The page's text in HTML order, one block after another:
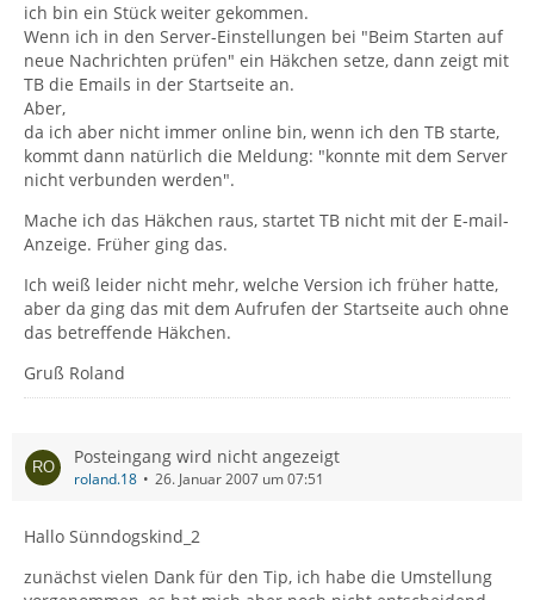
ich bin ein Stück weiter gekommen.
Wenn ich in den Server-Einstellungen bei "Beim Starten auf
neue Nachrichten prüfen" ein Häkchen setze, dann zeigt mit
TB die Emails in der Startseite an.
Aber,
da ich aber nicht immer online bin, wenn ich den TB starte,
kommt dann natürlich die Meldung: "konnte mit dem Server
nicht verbunden werden".
Mache ich das Häkchen raus, startet TB nicht mit der E-mail-
Anzeige. Früher ging das.
Ich weiß leider nicht mehr, welche Version ich früher hatte,
aber da ging das mit dem Aufrufen der Startseite auch ohne
das betreffende Häkchen.
Gruß Roland
Posteingang wird nicht angezeigt
roland.18 26. Januar 2007 um 07:51
Hallo Sünndogskind_2
zunächst vielen Dank für den Tip, ich habe die Umstellung